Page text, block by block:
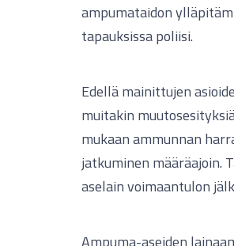
ampumataidon
tapauksissa poliisi.
Edellä mainittujen
muitakin
mukaan ammunnan
jatkuminen määräajoin.
aselain voimaantulon
Ampuma-aseiden